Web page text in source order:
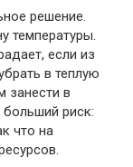
решение.
температуры.
если из
в теплую
занести в
риск:
что на